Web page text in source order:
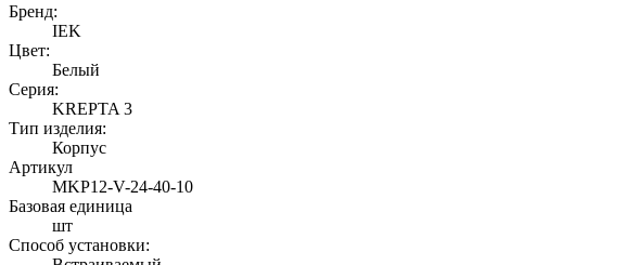
Бренд:
IEK
Цвет:
Белый
Серия:
KREPTA 3
Тип изделия:
Корпус
Артикул
MKP12-V-24-40-10
Базовая единица
шт
Способ установки: